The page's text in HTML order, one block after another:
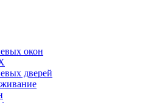
окон
дверей